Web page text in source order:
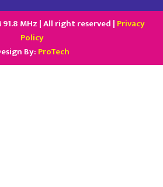
MHz | All right reserved | Privacy
Policy
By:ProTech